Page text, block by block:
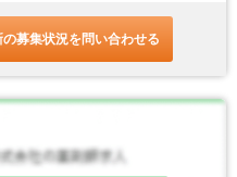
の募集状況を問い合わせる